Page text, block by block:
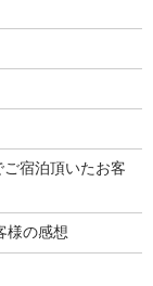
宿泊頂いたお客
様の感想